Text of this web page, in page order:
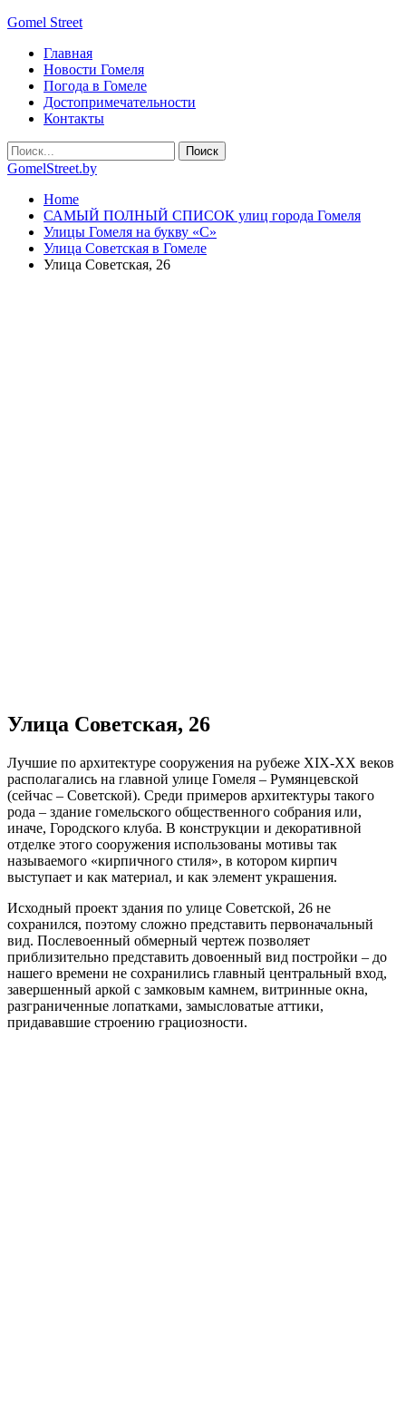
Gomel Street
Главная
Новости Гомеля
Погода в Гомеле
Достопримечательности
Контакты
GomelStreet.by
Home
САМЫЙ ПОЛНЫЙ СПИСОК улиц города Гомеля
Улицы Гомеля на букву «С»
Улица Советская в Гомеле
Улица Советская, 26
Улица Советская, 26
Лучшие по архитектуре сооружения на рубеже XIX-ХХ веков
располагались на главной улице Гомеля – Румянцевской
(сейчас – Советской). Среди примеров архитектуры такого
рода – здание гомельского общественного собрания или,
иначе, Городского клуба. В конструкции и декоративной
отделке этого сооружения использованы мотивы так
называемого «кирпичного стиля», в котором кирпич
выступает и как материал, и как элемент украшения.
Исходный проект здания по улице Советской, 26 не
сохранился, поэтому сложно представить первоначальный
вид. Послевоенный обмерный чертеж позволяет
приблизительно представить довоенный вид постройки – до
нашего времени не сохранились главный центральный вход,
завершенный аркой с замковым камнем, витринные окна,
разграниченные лопатками, замысловатые аттики,
придававшие строению грациозности.